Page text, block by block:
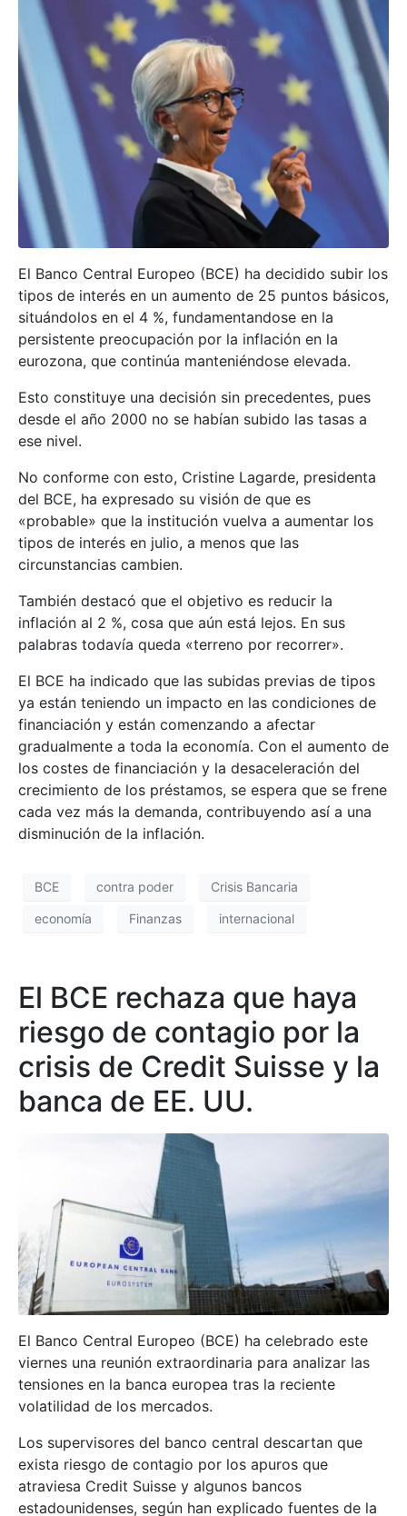
El Banco Central Europeo (BCE) ha decidido subir los
tipos de interés en un aumento de 25 puntos básicos,
situándolos en el 4 %, fundamentandose en la
persistente preocupación por la inflación en la
eurozona, que continúa manteniéndose elevada.
Esto constituye una decisión sin precedentes, pues
desde el año 2000 no se habían subido las tasas a
ese nivel.
No conforme con esto, Cristine Lagarde, presidenta
del BCE, ha expresado su visión de que es
«probable» que la institución vuelva a aumentar los
tipos de interés en julio, a menos que las
circunstancias cambien.
También destacó que el objetivo es reducir la
inflación al 2 %, cosa que aún está lejos. En sus
palabras todavía queda «terreno por recorrer».
El BCE ha indicado que las subidas previas de tipos
ya están teniendo un impacto en las condiciones de
financiación y están comenzando a afectar
gradualmente a toda la economía. Con el aumento de
los costes de financiación y la desaceleración del
crecimiento de los préstamos, se espera que se frene
cada vez más la demanda, contribuyendo así a una
disminución de la inflación.
BCE contra poder Crisis Bancaria
economía Finanzas internacional
El BCE rechaza que haya
riesgo de contagio por la
crisis de Credit Suisse y la
banca de EE. UU.
El Banco Central Europeo (BCE) ha celebrado este
viernes una reunión extraordinaria para analizar las
tensiones en la banca europea tras la reciente
volatilidad de los mercados.
Los supervisores del banco central descartan que
exista riesgo de contagio por los apuros que
atraviesa Credit Suisse y algunos bancos
estadounidenses, según han explicado fuentes de la